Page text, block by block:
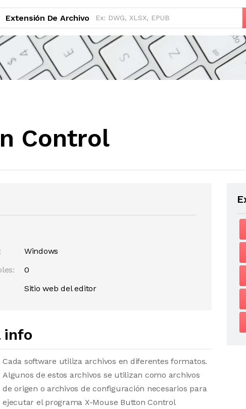
Extensión De Archivo
Control
Windows
0
Sitio web del editor
info
Cada software utiliza archivos en diferentes formatos.
Algunos de estos archivos se utilizan como archivos
de origen o archivos de configuración necesarios para
ejecutar el programa X-Mouse Button Control